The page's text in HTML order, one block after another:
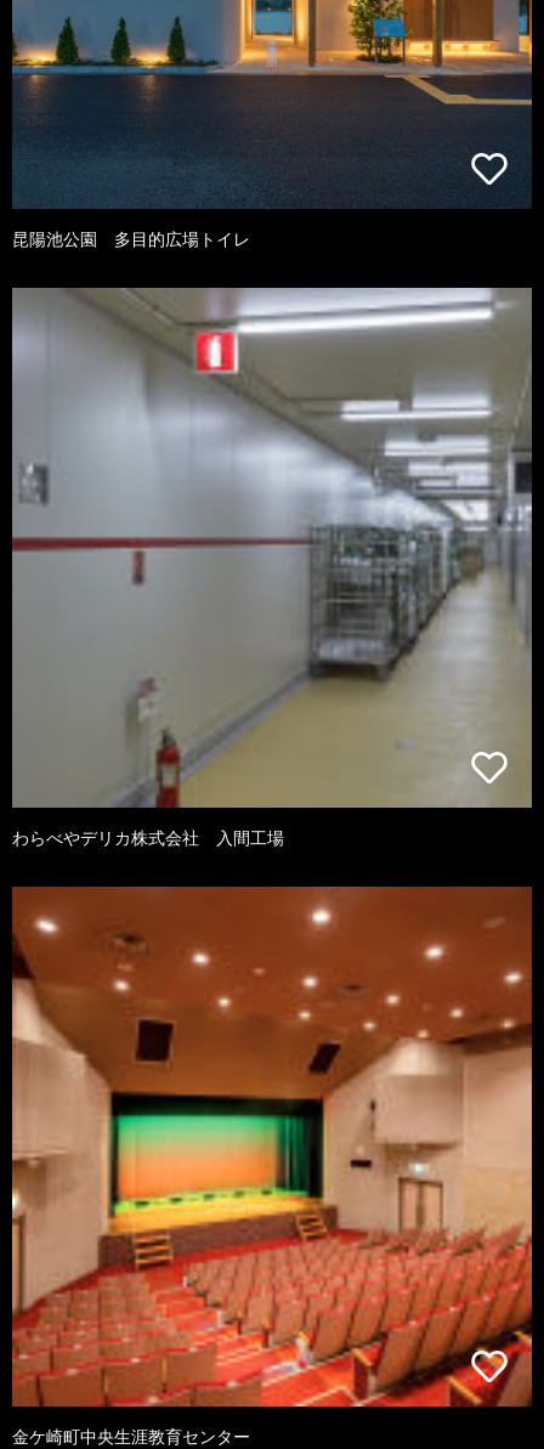
昆陽池公園 多目的広場トイレ
わらべやデリカ株式会社 入間工場
金ケ崎町中央生涯教育センター